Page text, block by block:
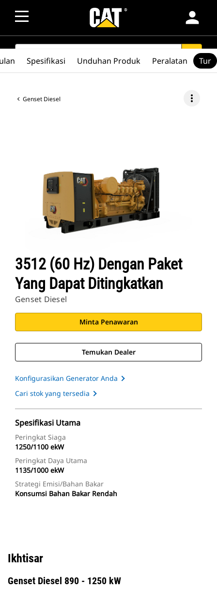
person
SEARCH search
Genset Diesel more_vert
3512 (60 Hz) Dengan Paket
Yang Dapat Ditingkatkan
Genset Diesel
Minta Penawaran
Temukan Dealer
Konfigurasikan Generator Anda
Cari stok yang tersedia
Spesifikasi Utama
Peringkat Siaga
1250/1100 ekW
Peringkat Daya Utama
1135/1000 ekW
Strategi Emisi/Bahan Bakar
Konsumsi Bahan Bakar Rendah
Spesifikasi Unduhan Produk Peralatan Tur
Ikhtisar
Genset Diesel 890 - 1250 kW